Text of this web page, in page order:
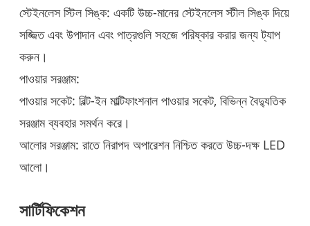
স্টেইনলেস স্টিল সিঙ্ক: একটি উচ্চ-মানের স্টেইনলেস স্টীল সিঙ্ক দিয়ে
সজ্জিত এবং উপাদান এবং পাত্রগুলি সহজে পরিষ্কার করার জন্য ট্যাপ
করুন।
পাওয়ার সরঞ্জাম:
পাওয়ার সকেট: বিল্ট-ইন মাল্টিফাংশনাল পাওয়ার সকেট, বিভিন্ন বৈদ্যুতিক
সরঞ্জাম ব্যবহার সমর্থন করে।
আলোর সরঞ্জাম: রাতে নিরাপদ অপারেশন নিশ্চিত করতে উচ্চ-দক্ষ LED
আলো।
সার্টিফিকেশন